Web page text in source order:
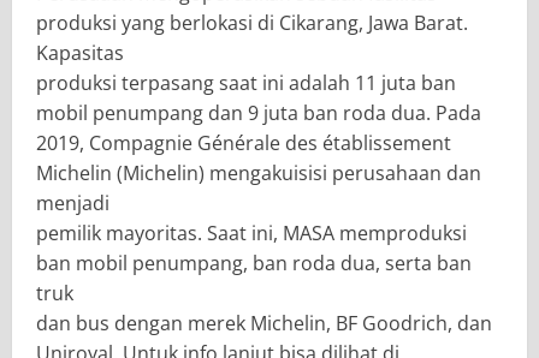
produksi yang berlokasi di Cikarang, Jawa Barat.
Kapasitas
produksi terpasang saat ini adalah 11 juta ban
mobil penumpang dan 9 juta ban roda dua. Pada
2019, Compagnie Générale des établissement
Michelin (Michelin) mengakuisisi perusahaan dan
menjadi
pemilik mayoritas. Saat ini, MASA memproduksi
ban mobil penumpang, ban roda dua, serta ban
truk
dan bus dengan merek Michelin, BF Goodrich, dan